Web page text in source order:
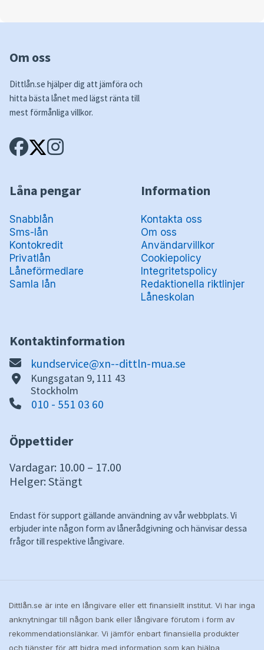
Om oss
Dittlån.se hjälper dig att jämföra och
hitta bästa lånet med lägst ränta till
mest förmånliga villkor.
Låna pengar
Snabblån
Sms-lån
Kontokredit
Privatlån
Låneförmedlare
Samla lån
Information
Kontakta oss
Om oss
Användarvillkor
Cookiepolicy
Integritetspolicy
Redaktionella riktlinjer
Låneskolan
Kontaktinformation
kundservice@xn--dittln-mua.se
Kungsgatan 9, 111 43
Stockholm
010 - 551 03 60
Öppettider
Vardagar: 10.00 – 17.00
Helger: Stängt
Endast för support gällande användning av vår webbplats. Vi
erbjuder inte någon form av lånerådgivning och hänvisar dessa
frågor till respektive långivare.
Dittlån.se är inte en långivare eller ett finansiellt institut. Vi har inga
anknytningar till någon bank eller långivare förutom i form av
rekommendationslänkar. Vi jämför enbart finansiella produkter
och tjänster för att bidra med information som kan hjälpa